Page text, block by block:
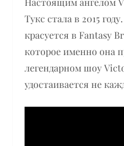
Тукс стала в 2015
красуется в Fantasy
которое именно она
легендарном шоу
удостаивается не